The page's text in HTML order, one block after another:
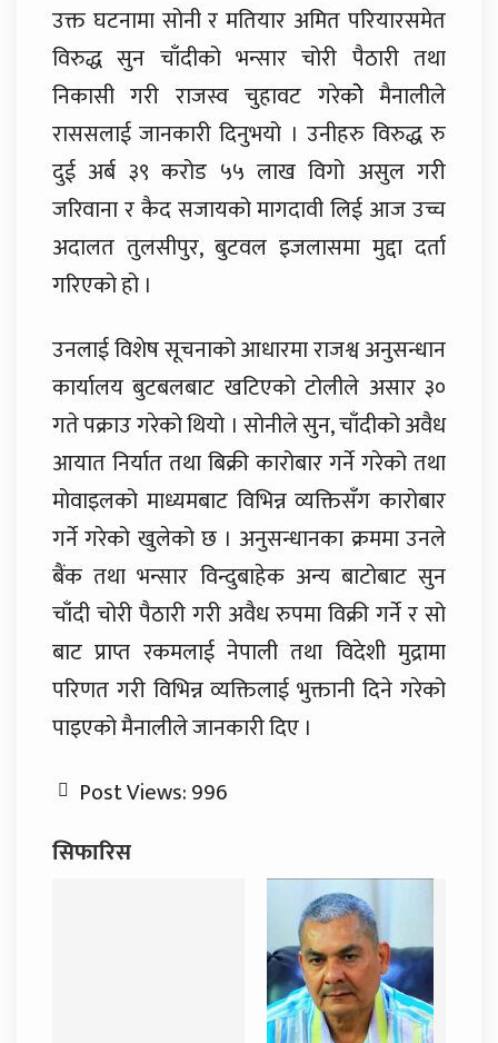
उक्त घटनामा सोनी र मतियार अमित परियारसमेत
विरुद्ध सुन चाँदीको भन्सार चोरी पैठारी तथा
निकासी गरी राजस्व चुहावट गरेकोे मैनालीले
राससलाई जानकारी दिनुभयो । उनीहरु विरुद्ध रु
दुई अर्ब ३९ करोड ५५ लाख विगो असुल गरी
जरिवाना र कैद सजायको मागदावी लिई आज उच्च
अदालत तुलसीपुर, बुटवल इजलासमा मुद्दा दर्ता
गरिएको हो ।
उनलाई विशेष सूचनाको आधारमा राजश्व अनुसन्धान
कार्यालय बुटबलबाट खटिएको टोलीले असार ३०
गते पक्राउ गरेको थियो । सोनीले सुन, चाँदीको अवैध
आयात निर्यात तथा बिक्री कारोबार गर्ने गरेको तथा
मोवाइलको माध्यमबाट विभिन्न व्यक्तिसँग कारोबार
गर्ने गरेको खुलेको छ । अनुसन्धानका क्रममा उनले
बैंक तथा भन्सार विन्दुबाहेक अन्य बाटोबाट सुन
चाँदी चोरी पैठारी गरी अवैध रुपमा विक्री गर्ने र सो
बाट प्राप्त रकमलाई नेपाली तथा विदेशी मुद्रामा
परिणत गरी विभिन्न व्यक्तिलाई भुक्तानी दिने गरेको
पाइएको मैनालीले जानकारी दिए ।
Post Views:996
सिफारिस